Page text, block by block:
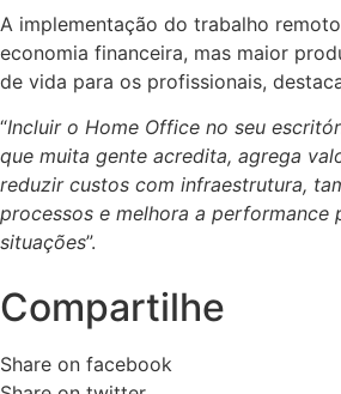
A implementação do trabalho
economia financeira, mas maior
de vida para os profissionais,
“Incluir o Home Office no seu
que muita gente acredita, agrega
reduzir custos com infraestrutura,
processos e melhora a performance
situações”.
Compartilhe
Share on facebook